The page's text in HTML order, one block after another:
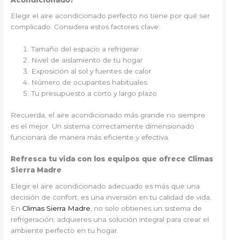
Elegir el aire acondicionado perfecto no tiene por qué ser
complicado. Considera estos factores clave:
Tamaño del espacio a refrigerar
Nivel de aislamiento de tu hogar
Exposición al sol y fuentes de calor
Número de ocupantes habituales
Tu presupuesto a corto y largo plazo
Recuerda, el aire acondicionado más grande no siempre
es el mejor. Un sistema correctamente dimensionado
funcionará de manera más eficiente y efectiva.
Refresca tu vida con los equipos que ofrece Climas
Sierra Madre
Elegir el aire acondicionado adecuado es más que una
decisión de confort; es una inversión en tu calidad de vida.
En Climas Sierra Madre , no solo obtienes un sistema de
refrigeración; adquieres una solución integral para crear el
ambiente perfecto en tu hogar.